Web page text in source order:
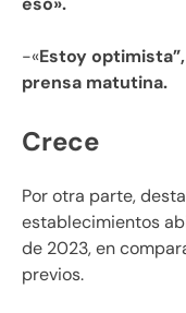
-«Estoy
prensa matutina.
Crece
Por otra parte,
establecimientos
de 2023, en
previos.